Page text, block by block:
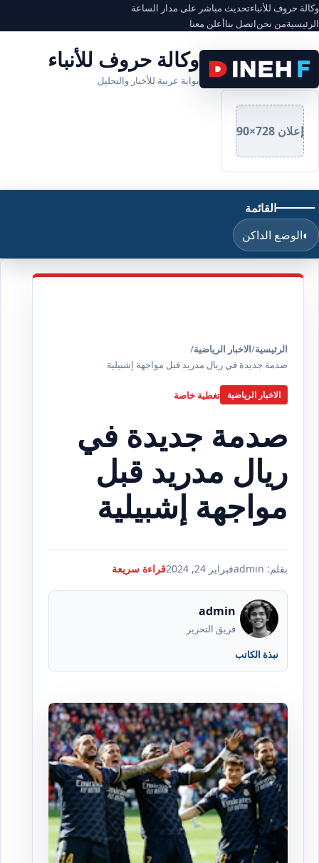
وكالة حروف للأنباءتحديث مباشر على مدار الساعة
الرئيسيةمن نحناتصل بناأعلن معنا
وكالة حروف للأنباء
بوابة عربية للأخبار والتحليل
إعلان 728×90
القائمة
◐الوضع الداكن
الرئيسية/الاخبار الرياضية/
صدمة جديدة في ريال مدريد قبل مواجهة إشبيلية
الاخبار الرياضية تغطية خاصة
صدمة جديدة في
ريال مدريد قبل
مواجهة إشبيلية
بقلم: admin فبراير 24, 2024 قراءة سريعة
admin
فريق التحرير
نبذة الكاتب